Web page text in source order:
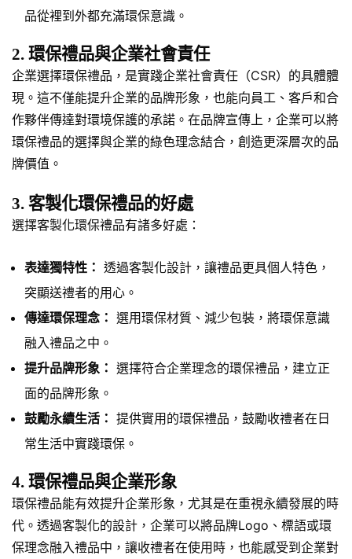
品從裡到外都充滿環保意識。
2. 環保禮品與企業社會責任
企業選擇環保禮品，是實踐企業社會責任（CSR）的具體體
現。這不僅能提升企業的品牌形象，也能向員工、客戶和合
作夥伴傳達對環境保護的承諾。在品牌宣傳上，企業可以將
環保禮品的選擇與企業的綠色理念結合，創造更深層次的品
牌價值。
3. 客製化環保禮品的好處
選擇客製化環保禮品有諸多好處：
表達獨特性： 透過客製化設計，讓禮品更具個人特色，
突顯送禮者的用心。
傳達環保理念： 選用環保材質、減少包裝，將環保意識
融入禮品之中。
提升品牌形象： 選擇符合企業理念的環保禮品，建立正
面的品牌形象。
鼓勵永續生活： 提供實用的環保禮品，鼓勵收禮者在日
常生活中實踐環保。
4. 環保禮品與企業形象
環保禮品能有效提升企業形象，尤其是在重視永續發展的時
代。透過客製化的設計，企業可以將品牌Logo、標語或環
保理念融入禮品中，讓收禮者在使用時，也能感受到企業對